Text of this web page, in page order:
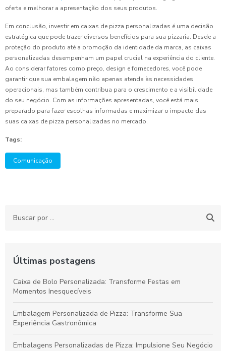
oferta e melhorar a apresentação dos seus produtos.
Em conclusão, investir em caixas de pizza personalizadas é uma decisão
estratégica que pode trazer diversos benefícios para sua pizzaria. Desde a
proteção do produto até a promoção da identidade da marca, as caixas
personalizadas desempenham um papel crucial na experiência do cliente.
Ao considerar fatores como preço, design e fornecedores, você pode
garantir que sua embalagem não apenas atenda às necessidades
operacionais, mas também contribua para o crescimento e a visibilidade
do seu negócio. Com as informações apresentadas, você está mais
preparado para fazer escolhas informadas e maximizar o impacto das
suas caixas de pizza personalizadas no mercado.
Tags:
Comunicação
Últimas postagens
Caixa de Bolo Personalizada: Transforme Festas em
Momentos Inesquecíveis
Embalagem Personalizada de Pizza: Transforme Sua
Experiência Gastronômica
Embalagens Personalizadas de Pizza: Impulsione Seu Negócio